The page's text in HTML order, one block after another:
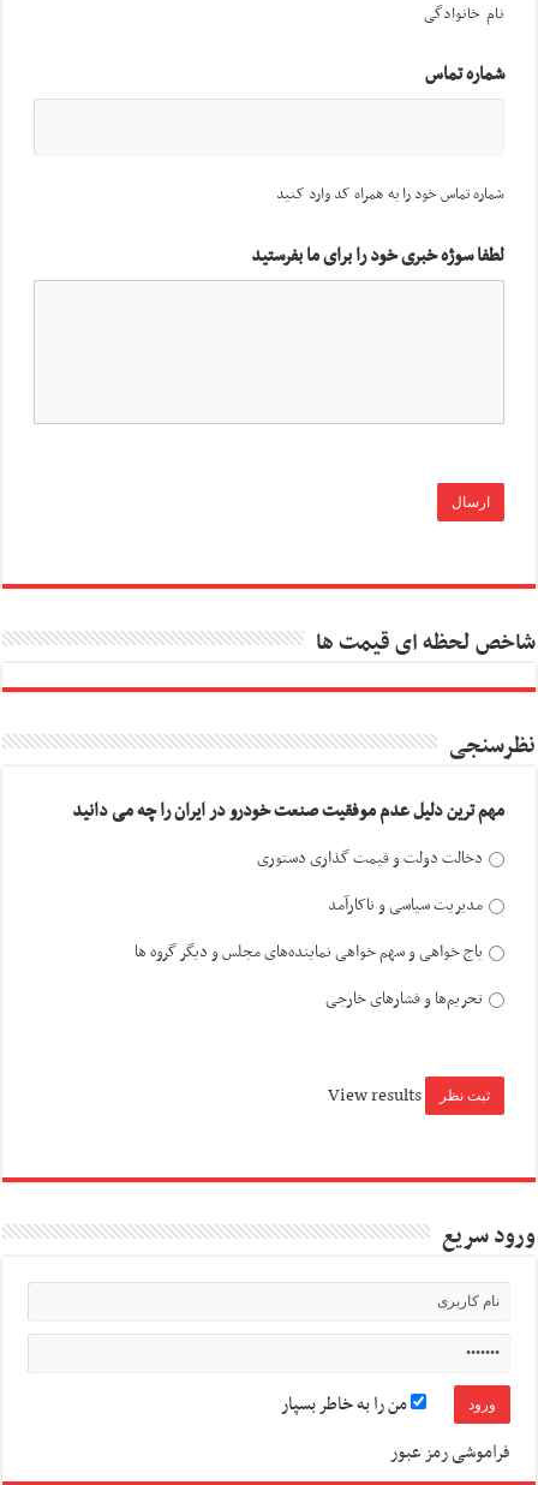
نام خانوادگی
شماره تماس
شماره تماس خود را به همراه کد وارد کنید
لطفا سوژه خبری خود را برای ما بفرستید
شاخص لحظه ای قیمت ها
نظرسنجی
مهم ترین دلیل عدم موفقیت صنعت خودرو در ایران را چه می دانید
دخالت دولت و قیمت گذاری دستوری
مدیریت سیاسی و ناکارآمد
باج خواهی و سهم خواهی نماینده‌های مجلس و دیگر گروه ها
تحریم‌ها و فشارهای خارجی
View results
ورود سریع
من را به خاطر بسپار
فراموشی رمز عبور